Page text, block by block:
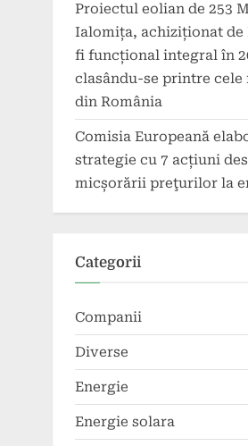
Proiectul eolian de 253
Ialomița, achiziționat de
fi funcțional integral în
clasându-se printre cele
din România
Comisia Europeană
strategie cu 7 acțiuni
micșorării preţurilor la
Categorii
Companii
Diverse
Energie
Energie solara